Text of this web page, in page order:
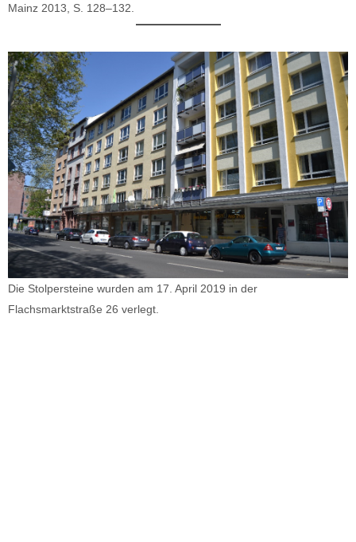
Mainz 2013, S. 128–132.
Die Stolpersteine wurden am 17. April 2019 in der
Flachsmarktstraße 26 verlegt.